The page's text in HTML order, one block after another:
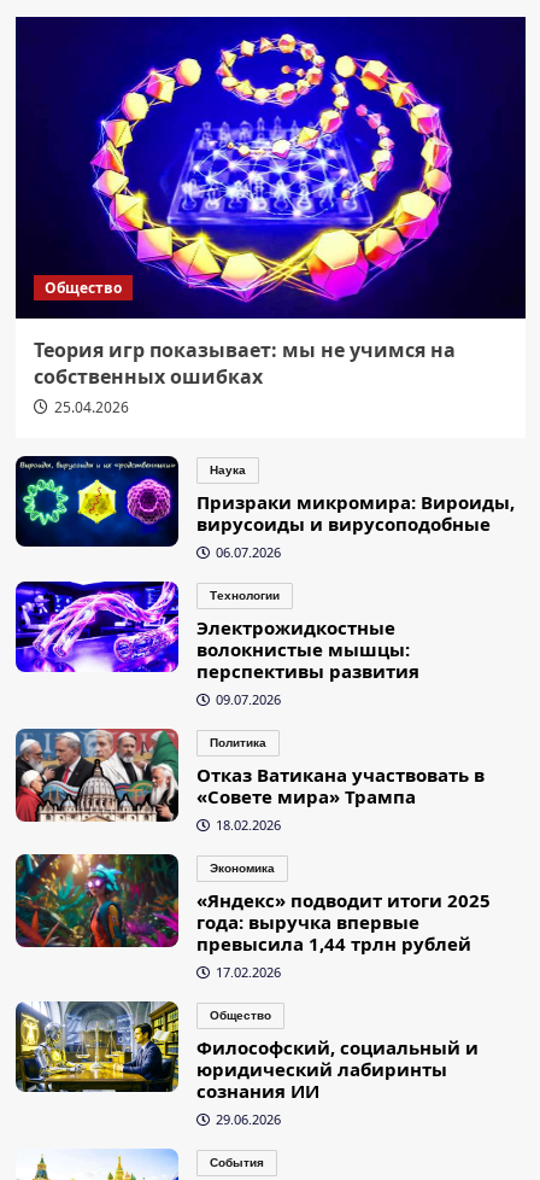
Общество
Теория игр показывает: мы не учимся на
собственных ошибках
25.04.2026
Наука
Призраки микромира: Вироиды,
вирусоиды и вирусоподобные
06.07.2026
Технологии
Электрожидкостные
волокнистые мышцы:
перспективы развития
09.07.2026
Политика
Отказ Ватикана участвовать в
«Совете мира» Трампа
18.02.2026
Экономика
«Яндекс» подводит итоги 2025
года: выручка впервые
превысила 1,44 трлн рублей
17.02.2026
Общество
Философский, социальный и
юридический лабиринты
сознания ИИ
29.06.2026
События